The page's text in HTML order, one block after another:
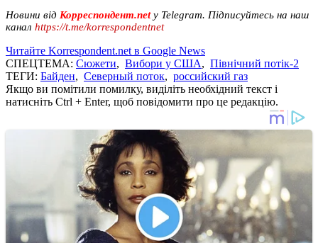
Новини від Корреспондент.netу Telegram. Підписуйтесь на наш
канал https://t.me/korrespondentnet
Читайте Korrespondent.net в Google News
СПЕЦТЕМА: Сюжети, Вибори у США, Північний потік-2
ТЕГИ: Байден, Северный поток, российский газ
Якщо ви помітили помилку, виділіть необхідний текст і
натисніть Ctrl + Enter, щоб повідомити про це редакцію.